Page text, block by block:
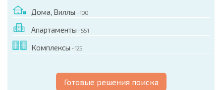
Дома, Виллы - 100
Апартаменты - 551
Комплексы - 125
Готовые решения поиска